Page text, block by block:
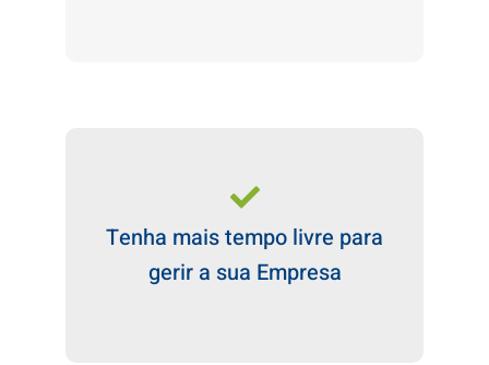
Tenha mais tempo livre para
gerir a sua Empresa